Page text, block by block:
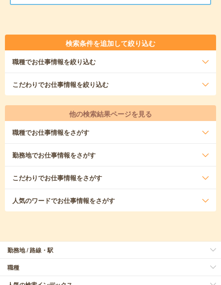
検索条件を追加して絞り込む
職種でお仕事情報を絞り込む
こだわりでお仕事情報を絞り込む
他の検索結果ページを見る
職種でお仕事情報をさがす
勤務地でお仕事情報をさがす
こだわりでお仕事情報をさがす
人気のワードでお仕事情報をさがす
勤務地 / 路線・駅
職種